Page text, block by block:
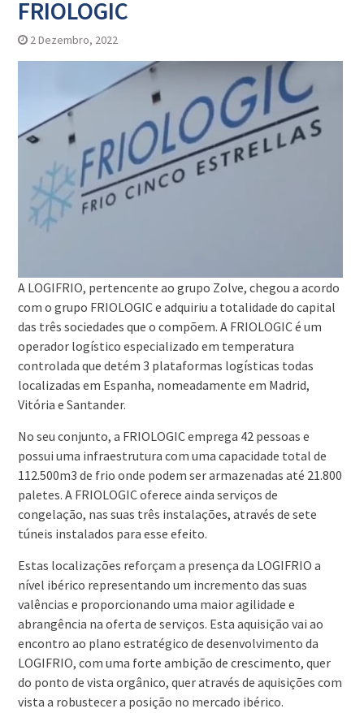
FRIOLOGIC
2 Dezembro, 2022
A LOGIFRIO, pertencente ao grupo Zolve, chegou a acordo
com o grupo FRIOLOGIC e adquiriu a totalidade do capital
das três sociedades que o compõem. A FRIOLOGIC é um
operador logístico especializado em temperatura
controlada que detém 3 plataformas logísticas todas
localizadas em Espanha, nomeadamente em Madrid,
Vitória e Santander.
No seu conjunto, a FRIOLOGIC emprega 42 pessoas e
possui uma infraestrutura com uma capacidade total de
112.500m3 de frio onde podem ser armazenadas até 21.800
paletes. A FRIOLOGIC oferece ainda serviços de
congelação, nas suas três instalações, através de sete
túneis instalados para esse efeito.
Estas localizações reforçam a presença da LOGIFRIO a
nível ibérico representando um incremento das suas
valências e proporcionando uma maior agilidade e
abrangência na oferta de serviços. Esta aquisição vai ao
encontro ao plano estratégico de desenvolvimento da
LOGIFRIO, com uma forte ambição de crescimento, quer
do ponto de vista orgânico, quer através de aquisições com
vista a robustecer a posição no mercado ibérico.